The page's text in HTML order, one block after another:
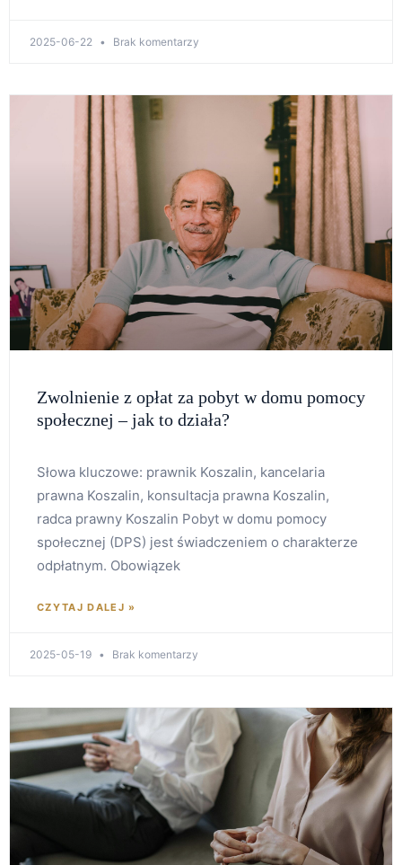
2025-06-22 Brak komentarzy
Zwolnienie z opłat za pobyt w domu pomocy
społecznej – jak to działa?
Słowa kluczowe: prawnik Koszalin, kancelaria
prawna Koszalin, konsultacja prawna Koszalin,
radca prawny Koszalin Pobyt w domu pomocy
społecznej (DPS) jest świadczeniem o charakterze
odpłatnym. Obowiązek
CZYTAJ DALEJ »
2025-05-19 Brak komentarzy